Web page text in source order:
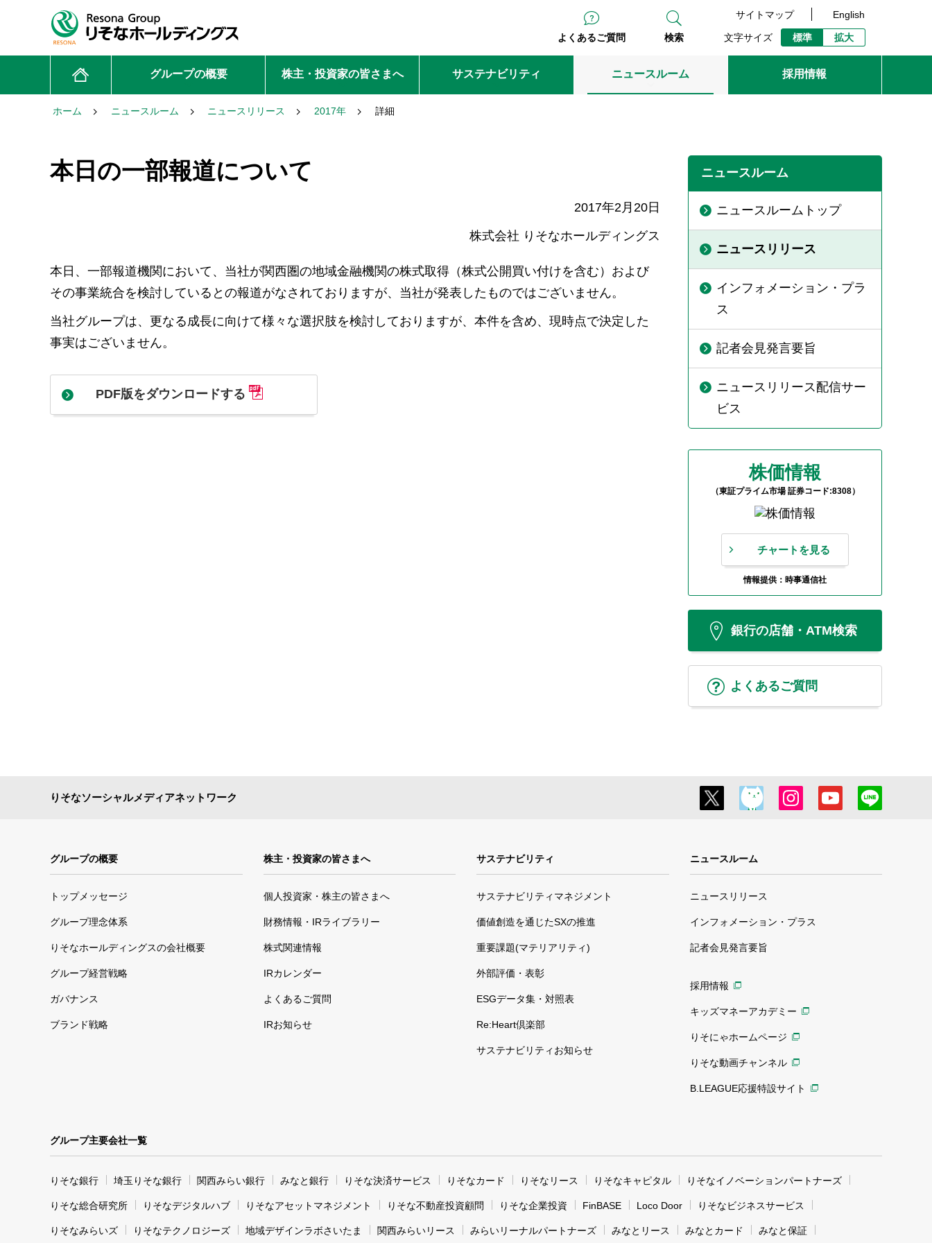
よくあるご質問 検索
サイトマップ English
文字サイズ 標準 拡大
グループの概要 株主・投資家の皆さまへ サステナビリティ ニュースルーム 採用情報
ホーム ニュースルーム ニュースリリース 2017年 詳細
本日の一部報道について
2017年2月20日
株式会社 りそなホールディングス
本日、一部報道機関において、当社が関西圏の地域金融機関の株式取得（株式公開買い付けを含む）および
その事業統合を検討しているとの報道がなされておりますが、当社が発表したものではございません。
当社グループは、更なる成長に向けて様々な選択肢を検討しておりますが、本件を含め、現時点で決定した
事実はございません。
PDF版をダウンロードする
ニュースルーム
ニュースルームトップ
ニュースリリース
インフォメーション・プラ
ス
記者会見発言要旨
ニュースリリース配信サー
ビス
株価情報
（東証プライム市場 証券コード:8308）
チャートを見る
情報提供：時事通信社
銀行の店舗・ATM検索
よくあるご質問
りそなソーシャルメディアネットワーク
グループの概要
トップメッセージ
グループ理念体系
りそなホールディングスの会社概要
グループ経営戦略
ガバナンス
ブランド戦略
株主・投資家の皆さまへ
個人投資家・株主の皆さまへ
財務情報・IRライブラリー
株式関連情報
IRカレンダー
よくあるご質問
IRお知らせ
サステナビリティ
サステナビリティマネジメント
価値創造を通じたSXの推進
重要課題(マテリアリティ)
外部評価・表彰
ESGデータ集・対照表
Re:Heart倶楽部
サステナビリティお知らせ
ニュースルーム
ニュースリリース
インフォメーション・プラス
記者会見発言要旨
採用情報
キッズマネーアカデミー
りそにゃホームページ
りそな動画チャンネル
B.LEAGUE応援特設サイト
グループ主要会社一覧
りそな銀行 埼玉りそな銀行 関西みらい銀行 みなと銀行 りそな決済サービス りそなカード りそなリース りそなキャピタル りそなイノベーションパートナーズ
りそな総合研究所 りそなデジタルハブ りそなアセットマネジメント りそな不動産投資顧問 りそな企業投資 FinBASE Loco Door りそなビジネスサービス
りそなみらいズ りそなテクノロジーズ 地域デザインラボさいたま 関西みらいリース みらいリーナルパートナーズ みなとリース みなとカード みなと保証